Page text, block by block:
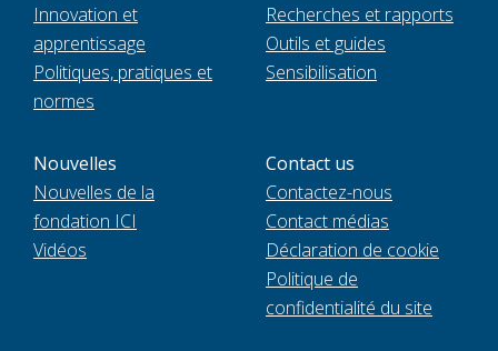
Innovation et
apprentissage
Politiques, pratiques et
normes
Recherches et rapports
Outils et guides
Sensibilisation
Nouvelles
Nouvelles de la
fondation ICI
Vidéos
Contact us
Contactez-nous
Contact médias
Déclaration de cookie
Politique de
confidentialité du site